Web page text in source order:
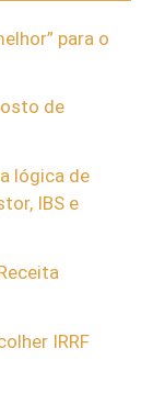
para o
de
lógica de
IBS e
IRRF